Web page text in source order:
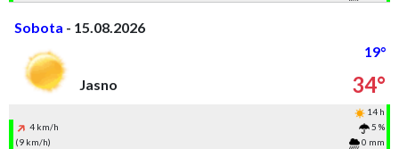
Sobota - 15.08.2026
19°
Jasno
34°
14 h
4 km/h
5 %
(9 km/h)
0 mm